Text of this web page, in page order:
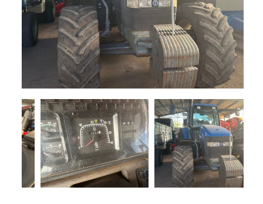
PROMOZIONI
SERVIZI
NEWS
CONTATTI
TESTATE
GIARDINAGGIO